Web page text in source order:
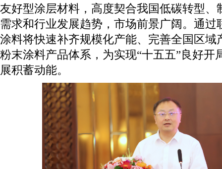
友好型涂层材料，高度契合我国低碳转型、
需求和行业发展趋势，市场前景广阔。通过
涂料将快速补齐规模化产能、完善全国区域
粉末涂料产品体系，为实现“十五五”良好开
展积蓄动能。